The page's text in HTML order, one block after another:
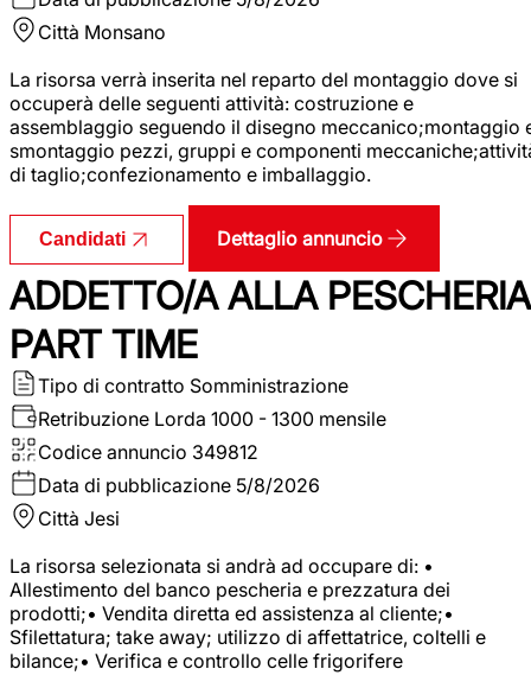
Città Monsano
La risorsa verrà inserita nel reparto del montaggio dove si
occuperà delle seguenti attività: costruzione e
assemblaggio seguendo il disegno meccanico;montaggio
smontaggio pezzi, gruppi e componenti
di taglio;confezionamento e imballaggio.
Candidati Dettaglio annuncio
ADDETTO/A ALLA PESCHERIA
PART TIME
Tipo di contratto Somministrazione
Retribuzione Lorda 1000 - 1300 mensile
Codice annuncio 349812
Data di pubblicazione 5/8/2026
Città Jesi
La risorsa selezionata si andrà ad occupare di: •
Allestimento del banco pescheria e prezzatura dei
prodotti;• Vendita diretta ed assistenza al cliente;•
Sfilettatura; take away; utilizzo di affettatrice, coltelli e
bilance;• Verifica e controllo celle frigorifere